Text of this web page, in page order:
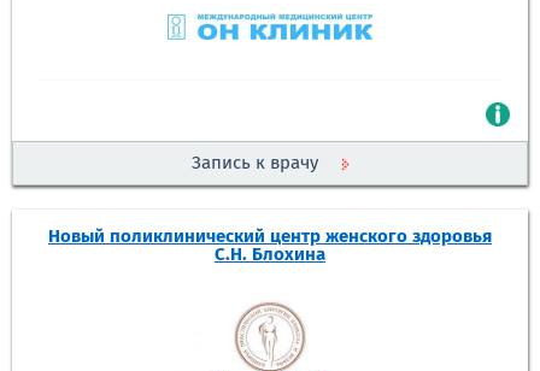
Запись к врачу
Новый поликлинический центр женского здоровья
С.Н. Блохина